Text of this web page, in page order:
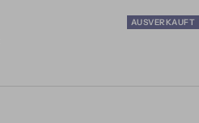
AUSVERKAUFT